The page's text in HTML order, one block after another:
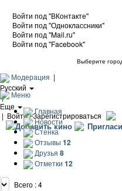
Войти под "ВКонтакте"
Войти под "Одноклассники"
Войти под "Mail.ru"
Войти под "Facebook"
Выберите
Модерация |
Русский
|
Еще
| Войти / Зарегистрироваться
Добавить кино
Меню
Главная
Новости
Стенка
Отзывы 12
Друзья 8
Отметки 12
Всего : 4